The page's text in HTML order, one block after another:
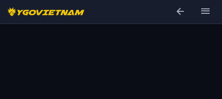
arrow_back menu